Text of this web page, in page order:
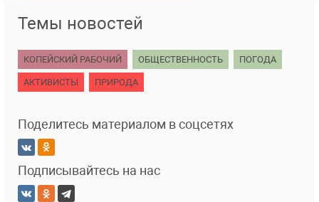
Темы новостей
КОПЕЙСКИЙ РАБОЧИЙ ОБЩЕСТВЕННОСТЬ ПОГОДА
АКТИВИСТЫ ПРИРОДА
Поделитесь материалом в соцсетях
Подписывайтесь на нас